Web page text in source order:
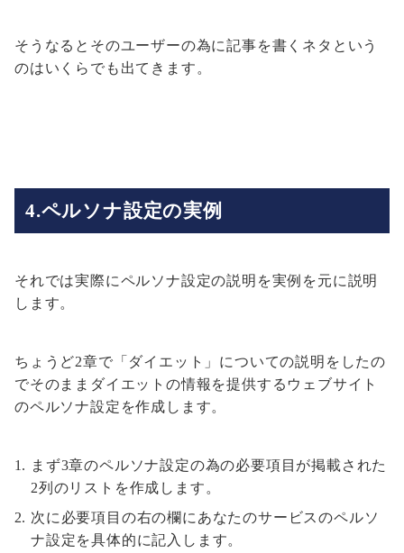
そうなるとそのユーザーの為に記事を書くネタという
のはいくらでも出てきます。
4.ペルソナ設定の実例
それでは実際にペルソナ設定の説明を実例を元に説明
します。
ちょうど2章で「ダイエット」についての説明をしたの
でそのままダイエットの情報を提供するウェブサイト
のペルソナ設定を作成します。
まず3章のペルソナ設定の為の必要項目が掲載された
2列のリストを作成します。
次に必要項目の右の欄にあなたのサービスのペルソ
ナ設定を具体的に記入します。